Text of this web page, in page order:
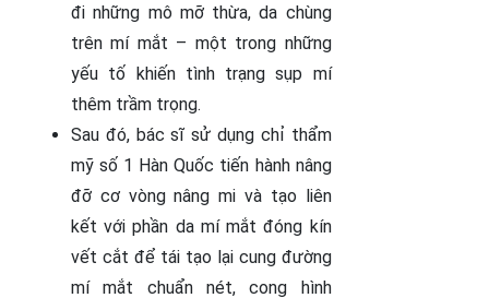
đi những mô mỡ thừa, da chùng
trên mí mắt – một trong những
yếu tố khiến tình trạng sụp mí
thêm trầm trọng.
Sau đó, bác sĩ sử dụng chỉ thẩm
mỹ số 1 Hàn Quốc tiến hành nâng
đỡ cơ vòng nâng mi và tạo liên
kết với phần da mí mắt đóng kín
vết cắt để tái tạo lại cung đường
mí mắt chuẩn nét, cong hình